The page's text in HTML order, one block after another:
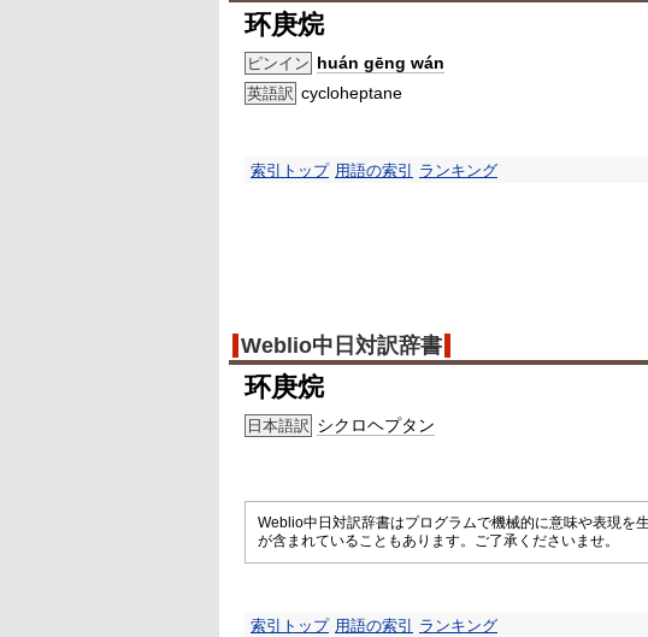
环庚烷
ピンイン huán gēng wán
英語訳 cycloheptane
索引トップ 用語の索引 ランキング
Weblio中日対訳辞書
环庚烷
日本語訳 シクロヘプタン
Weblio中日対訳辞書はプログラムで機械的に意味や表現を
が含まれていることもあります。ご了承くださいませ。
索引トップ 用語の索引 ランキング